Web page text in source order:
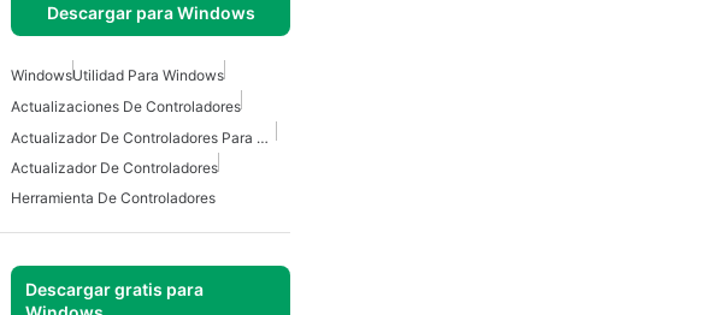
Descargar para Windows
WindowsUtilidad Para Windows
Actualizaciones De Controladores
Actualizador De Controladores Para Windows
Actualizador De Controladores
Herramienta De Controladores
Descargar gratis para